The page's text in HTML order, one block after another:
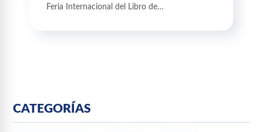
Feria Internacional del Libro de…
CATEGORÍAS